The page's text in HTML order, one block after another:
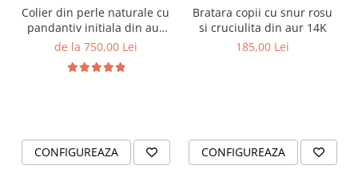
Colier din perle naturale cu
pandantiv initiala din aur
14K si bilute din aur 14K de
de la 750,00 Lei
CONFIGUREAZA
Bratara copii cu snur rosu
si cruciulita din aur 14K
185,00 Lei
CONFIGUREAZA